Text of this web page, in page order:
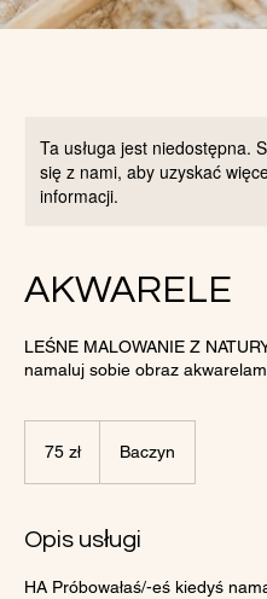
Ta usługa jest niedostępna.
się z nami, aby uzyskać
informacji.
AKWARELE
LEŚNE MALOWANIE Z
namaluj sobie obraz
polskich
75 zł Baczyn
Opis usługi
HA Próbowałaś/-eś kiedyś